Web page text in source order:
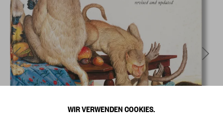
WIR VERWENDEN COOKIES.